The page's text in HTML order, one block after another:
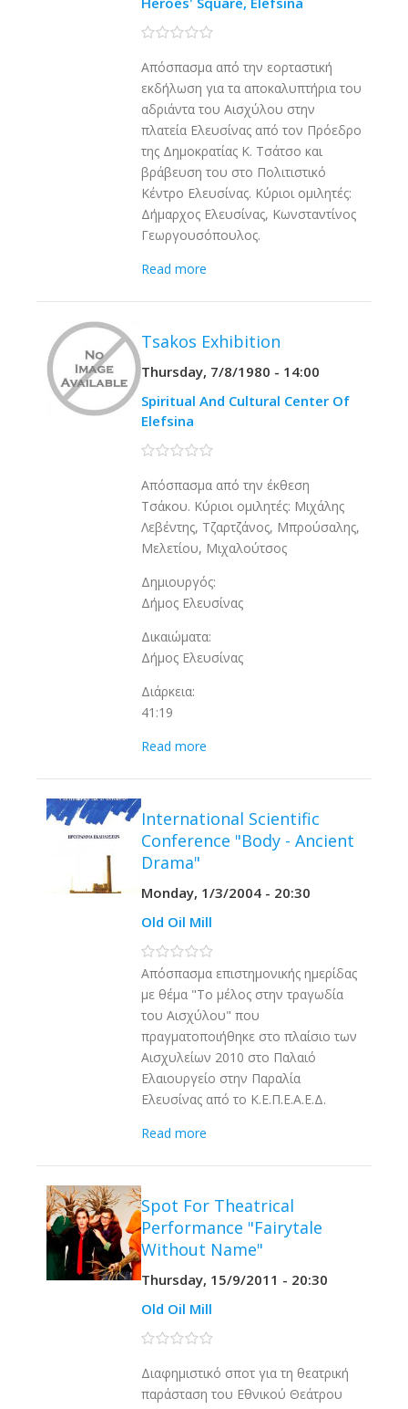
0 stars
Απόσπασμα από την εορταστική
εκδήλωση για τα αποκαλυπτήρια του
αδριάντα του Αισχύλου στην
πλατεία Ελευσίνας από τον Πρόεδρο
της Δημοκρατίας Κ. Τσάτσο και
βράβευση του στο Πολιτιστικό
Κέντρο Ελευσίνας. Κύριοι ομιλητές:
Δήμαρχος Ελευσίνας, Κωνσταντίνος
Γεωργουσόπουλος.
Read more
Tsakos Exhibition
Thursday, 7/8/1980 - 14:00
Spiritual And Cultural Center Of
Elefsina
0 stars
Απόσπασμα από την έκθεση
Τσάκου. Κύριοι ομιλητές: Μιχάλης
Λεβέντης, Τζαρτζάνος, Μπρούσαλης,
Μελετίου, Μιχαλούτσος
Δημιουργός:
Δήμος Ελευσίνας
Δικαιώματα:
Δήμος Ελευσίνας
Διάρκεια:
41:19
Read more
International Scientific
Conference "Body - Ancient
Drama"
Monday, 1/3/2004 - 20:30
Old Oil Mill
0 stars
Απόσπασμα επιστημονικής ημερίδας
με θέμα "Το μέλος στην τραγωδία
του Αισχύλου" που
πραγματοποιήθηκε στο πλαίσιο των
Αισχυλείων 2010 στο Παλαιό
Ελαιουργείο στην Παραλία
Ελευσίνας από το Κ.Ε.Π.Ε.Α.Ε.Δ.
Read more
Spot For Theatrical
Performance "Fairytale
Without Name"
Thursday, 15/9/2011 - 20:30
Old Oil Mill
0 stars
Διαφημιστικό σποτ για τη θεατρική
παράσταση του Εθνικού Θεάτρου